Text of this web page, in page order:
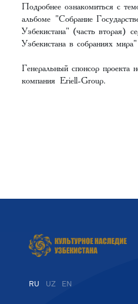
Подробнее ознакомиться с
альбоме "Собрание
Узбекистана" (часть вторая)
Узбекистана в собраниях
Генеральный спонсор проекта
компания Eriell-Group.
RU UZ EN